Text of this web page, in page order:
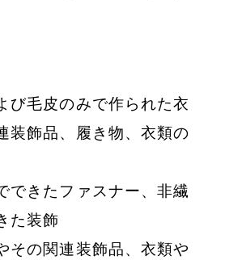
び毛皮のみで作られた衣
装飾品、履き物、衣類の
できたファスナー、非繊
た装飾
その関連装飾品、衣類や